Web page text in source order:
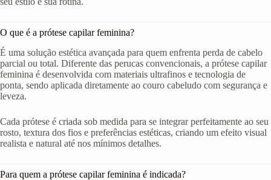
O que é a prótese capilar feminina?
É uma solução estética avançada para quem enfrenta perda de cabelo
parcial ou total. Diferente das perucas convencionais, a prótese capilar
feminina é desenvolvida com materiais ultrafinos e tecnologia de
ponta, sendo aplicada diretamente ao couro cabeludo com segurança e
leveza.
Cada prótese é criada sob medida para se integrar perfeitamente ao seu
rosto, textura dos fios e preferências estéticas, criando um efeito visual
realista e natural até nos mínimos detalhes.
Para quem a prótese capilar feminina é indicada?